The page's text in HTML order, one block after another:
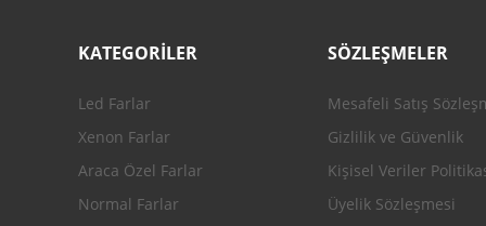
KATEGORİLER
Led Farlar
Xenon Farlar
Araca Özel Farlar
Normal Farlar
SÖZLEŞMELER
Mesafeli Satış
Gizlilik ve Güvenlik
Kişisel Veriler
Üyelik Sözleşmesi